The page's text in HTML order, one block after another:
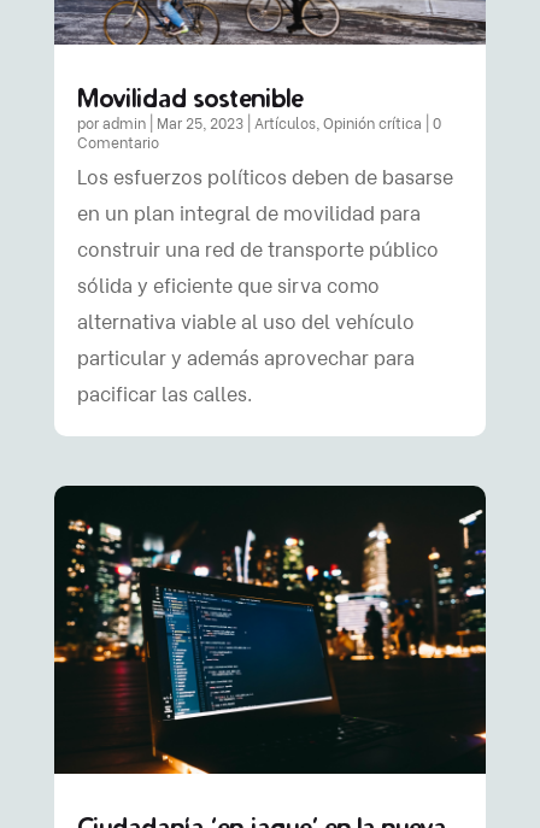
Movilidad sostenible
por admin| Mar 25, 2023| Artículos, Opinión crítica | 0
Comentario
Los esfuerzos políticos deben de basarse
en un plan integral de movilidad para
construir una red de transporte público
sólida y eficiente que sirva como
alternativa viable al uso del vehículo
particular y además aprovechar para
pacificar las calles.